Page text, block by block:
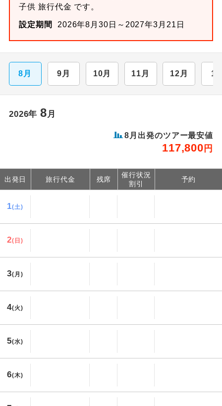
子供 旅行代金 です。
設定期間 2026年8月30日～2027年3月21日
8月 9月 10月 11月 12月 1
2026年 8 月
8月出発のツアー最安値
117,800 円
出発日 旅行代金 残席
催行状況
割引
予約
1(土)
2(日)
3(月)
4(火)
5(水)
6(木)